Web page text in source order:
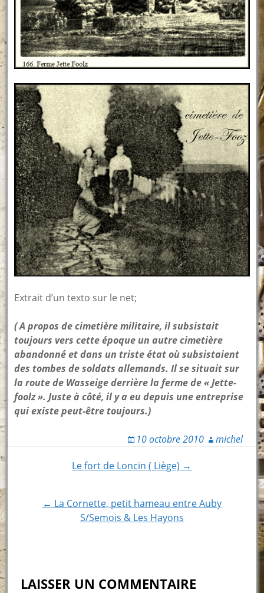
Extrait d’un texto sur le net;
( A propos de cimetière militaire, il subsistait
toujours vers cette époque un autre cimetière
abandonné et dans un triste état où subsistaient
des tombes de soldats allemands. Il se situait sur
la route de Wasseige derrière la ferme de « Jette-
foolz ». Juste à côté, il y a eu depuis une entreprise
qui existe peut-être toujours.)
10 octobre 2010 michel
navigation
Le fort de Loncin ( Liège) →
← La Cornette, petit hameau entre Auby
S/Semois & Les Hayons
LAISSER UN COMMENTAIRE